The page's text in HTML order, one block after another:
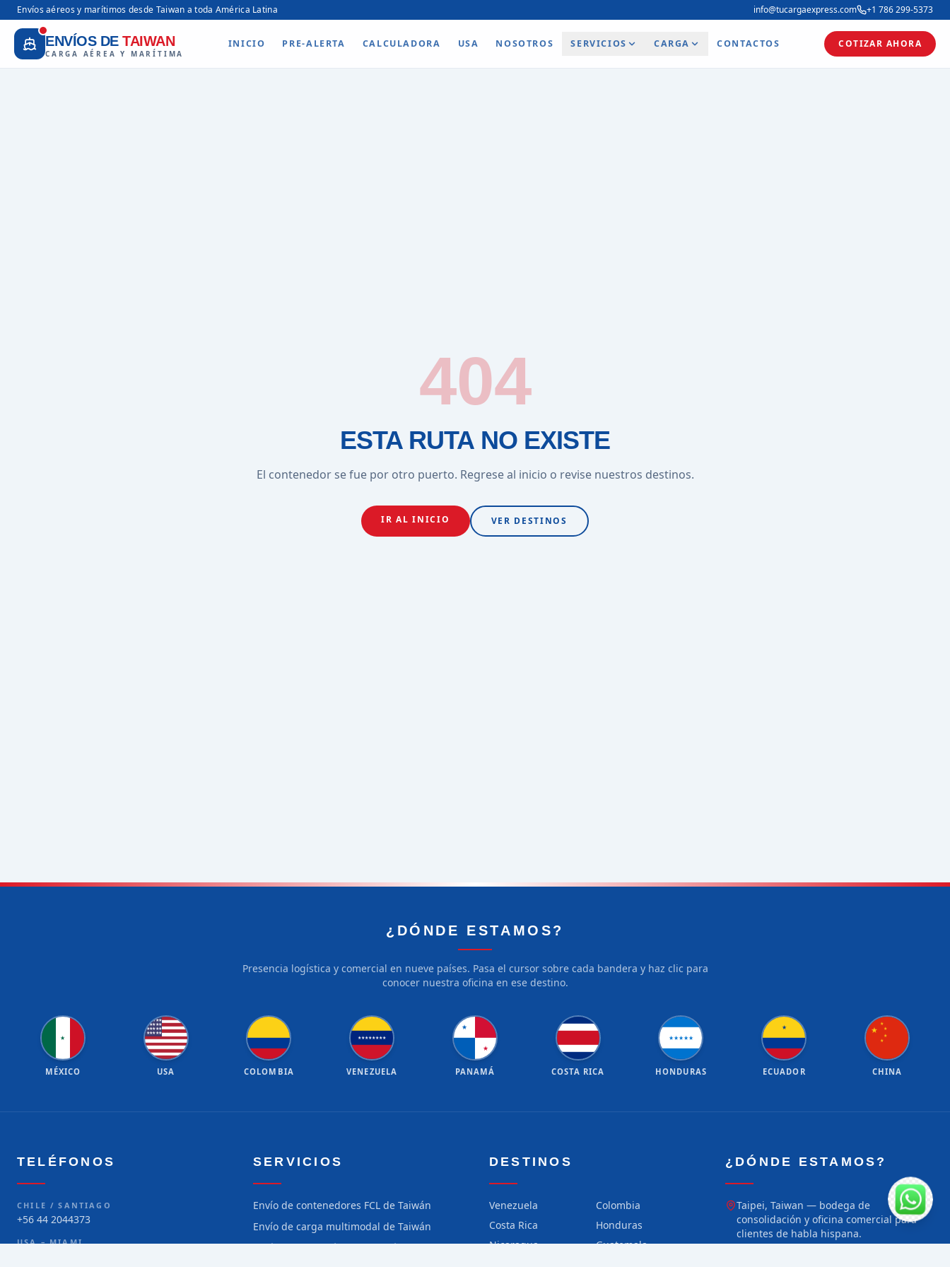
Envíos aéreos y marítimos desde Taiwan a toda América Latina info@tucargaexpress.com +1 786 299-5373
ENVÍOS DE TAIWAN
CARGA AÉREA Y MARÍTIMA
INICIO PRE-ALERTA CALCULADORA USA NOSOTROS SERVICIOS CARGA CONTACTOS COTIZAR AHORA
404
ESTA RUTA NO EXISTE
El contenedor se fue por otro puerto. Regrese al inicio o revise nuestros destinos.
IR AL INICIO VER DESTINOS
¿DÓNDE ESTAMOS?
Presencia logística y comercial en nueve países. Pasa el cursor sobre cada bandera y haz clic para
conocer nuestra oficina en ese destino.
★
MÉXICO
★★★★
★★★★★
★★★★★
★★★★★
USA COLOMBIA
★★★★★★★★
VENEZUELA
★
★
PANAMÁ COSTA RICA
★★★★★
HONDURAS
★
ECUADOR
★
★
★
★
★
CHINA
TELÉFONOS
CHILE / SANTIAGO
+56 44 2044373
USA – MIAMI
SERVICIOS
Envío de contenedores FCL de Taiwán
Envío de carga multimodal de Taiwán
Envío de carga aérea de Taiwán
DESTINOS
Venezuela
Colombia
Costa Rica
Honduras
Nicaragua
Guatemala
¿DÓNDE ESTAMOS?
Taipei, Taiwan — bodega de
consolidación y oficina comercial para
clientes de habla hispana.